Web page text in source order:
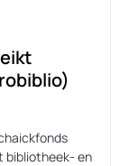
bibliotheek- en